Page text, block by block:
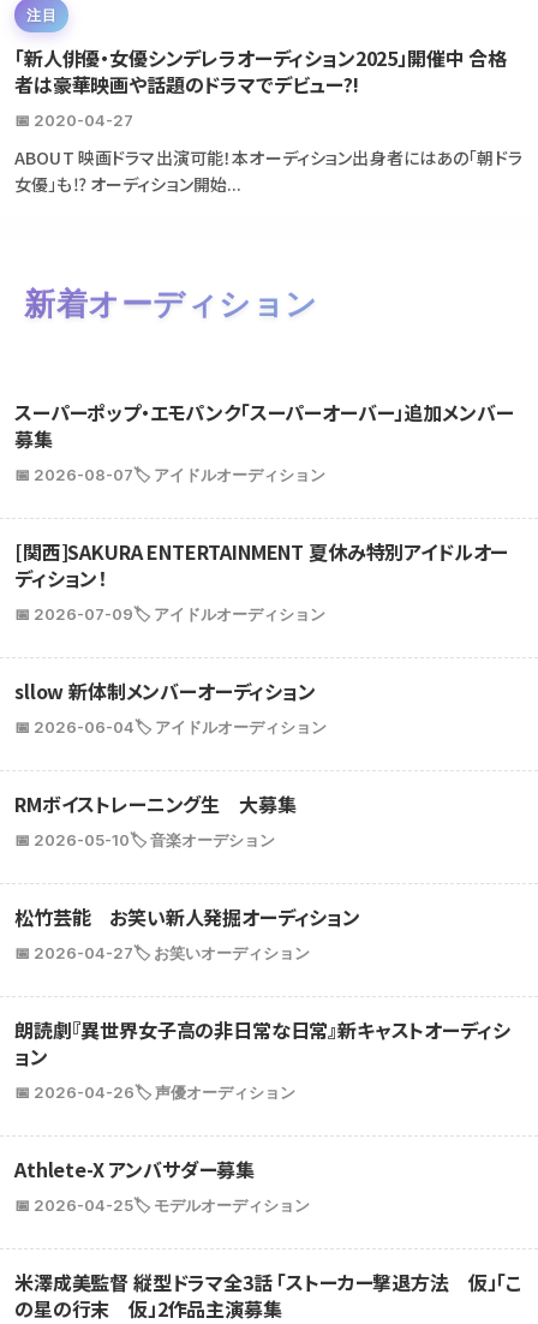
注目
「新人俳優・女優シンデレラオーディション2025」開催中 合格
者は豪華映画や話題のドラマでデビュー?!
📅 2020-04-27
ABOUT 映画ドラマ出演可能！本オーディション出身者にはあの「朝ドラ
女優」も⁉ オーディション開始...
新着オーディション
スーパーポップ・エモパンク「スーパーオーバー」追加メンバー
募集
📅 2026-08-07🏷️ アイドルオーディション
[関西]SAKURA ENTERTAINMENT 夏休み特別アイドルオー
ディション！
📅 2026-07-09🏷️ アイドルオーディション
sllow 新体制メンバーオーディション
📅 2026-06-04🏷️ アイドルオーディション
RMボイストレーニング生 大募集
📅 2026-05-10🏷️ 音楽オーデション
松竹芸能 お笑い新人発掘オーディション
📅 2026-04-27🏷️ お笑いオーディション
朗読劇『異世界女子高の非日常な日常』新キャストオーディシ
ョン
📅 2026-04-26🏷️ 声優オーディション
Athlete-X アンバサダー募集
📅 2026-04-25🏷️ モデルオーディション
米澤成美監督 縦型ドラマ全3話 「ストーカー撃退方法 仮」「こ
の星の行末 仮」2作品主演募集